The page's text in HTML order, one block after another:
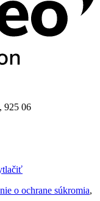
925 06
o ochrane súkromia,